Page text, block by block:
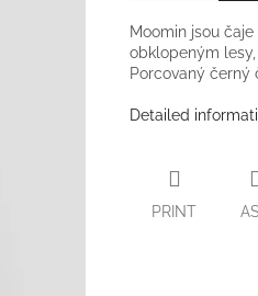
Moomin jsou
obklopeným
Porcovaný černý
Detailed
PRINT